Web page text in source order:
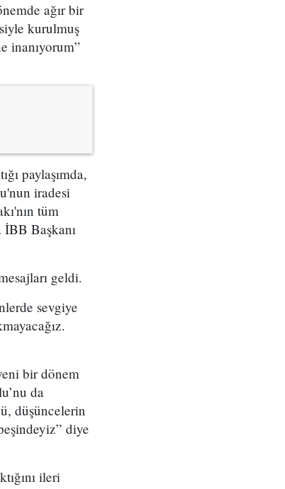
ağır bir
kurulmuş
inanıyorum”
paylaşımda,
iradesi
tüm
İBB Başkanı
geldi.
sevgiye
bir dönem
da
düşüncelerin
diye
ileri